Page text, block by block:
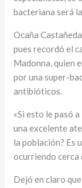
bacteriana será
Ocaña
pues recordó el
Madonna, quien
por una super-
antibióticos.
«Si esto le pasó
una excelente
la población? Es
ocurriendo cerca
Dejó en claro